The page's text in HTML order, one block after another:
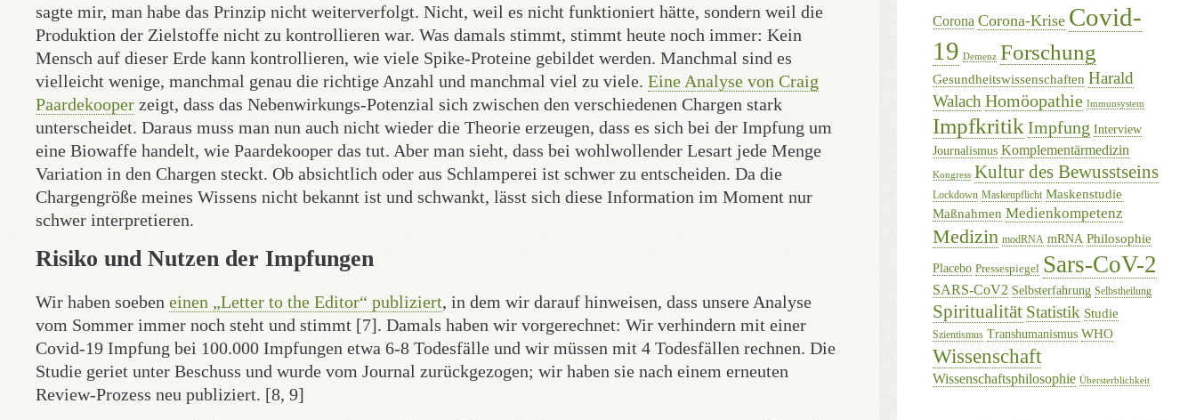
sagte mir, man habe das Prinzip nicht weiterverfolgt. Nicht, weil es nicht funktioniert hätte, sondern weil die
Produktion der Zielstoffe nicht zu kontrollieren war. Was damals stimmt, stimmt heute noch immer: Kein
Mensch auf dieser Erde kann kontrollieren, wie viele Spike-Proteine gebildet werden. Manchmal sind es
vielleicht wenige, manchmal genau die richtige Anzahl und manchmal viel zu viele. Eine Analyse von Craig
Paardekooper zeigt, dass das Nebenwirkungs-Potenzial sich zwischen den verschiedenen Chargen stark
unterscheidet. Daraus muss man nun auch nicht wieder die Theorie erzeugen, dass es sich bei der Impfung um
eine Biowaffe handelt, wie Paardekooper das tut. Aber man sieht, dass bei wohlwollender Lesart jede Menge
Variation in den Chargen steckt. Ob absichtlich oder aus Schlamperei ist schwer zu entscheiden. Da die
Chargengröße meines Wissens nicht bekannt ist und schwankt, lässt sich diese Information im Moment nur
schwer interpretieren.
Risiko und Nutzen der Impfungen
Wir haben soeben einen „Letter to the Editor“ publiziert, in dem wir darauf hinweisen, dass unsere Analyse
vom Sommer immer noch steht und stimmt [7]. Damals haben wir vorgerechnet: Wir verhindern mit einer
Covid-19 Impfung bei 100.000 Impfungen etwa 6-8 Todesfälle und wir müssen mit 4 Todesfällen rechnen. Die
Studie geriet unter Beschuss und wurde vom Journal zurückgezogen; wir haben sie nach einem erneuten
Review-Prozess neu publiziert. [8, 9]
Corona Corona-Krise Covid-
19 Demenz Forschung
Gesundheitswissenschaften Harald
Walach Homöopathie Immunsystem
Impfkritik Impfung Interview
Journalismus Komplementärmedizin
Kongress Kultur des Bewusstseins
Lockdown Maskenpflicht Maskenstudie
Maßnahmen Medienkompetenz
Medizin modRNA mRNA Philosophie
Placebo Pressespiegel Sars-CoV-2
SARS-CoV2 Selbsterfahrung Selbstheilung
Spiritualität Statistik Studie
Szientismus Transhumanismus WHO
Wissenschaft
Wissenschaftsphilosophie Übersterblichkeit